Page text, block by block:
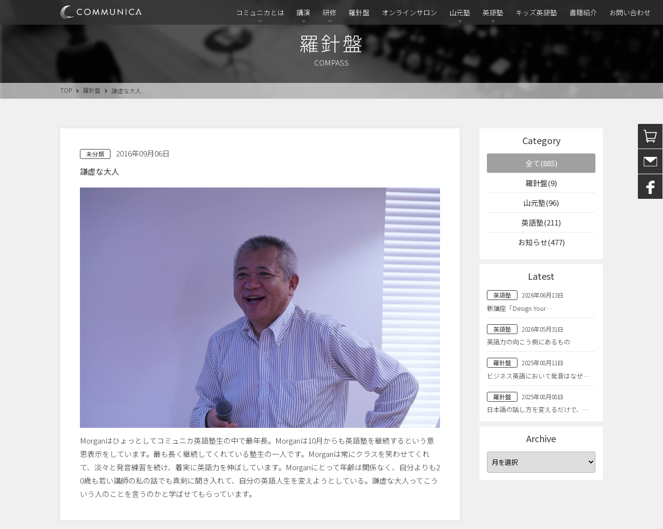
コミュニカとは 講演 研修 羅針盤 オンラインサロン 山元塾 英語塾 キッズ英語塾 書籍紹介 お問い合わせ
羅針盤
COMPASS
TOP 羅針盤 謙虚な大人
未分類 2016年09月06日
謙虚な大人
Morganはひょっとしてコミュニカ英語塾生の中で最年長。Morganは10月からも英語塾を継続するという意
思表示をしています。最も長く継続してくれている塾生の一人です。Morganは常にクラスを笑わせてくれ
て、淡々と発音練習を続け、着実に英語力を伸ばしています。Morganにとって年齢は関係なく、自分よりも2
0歳も若い講師の私の話でも真剣に聞き入れて、自分の英語人生を変えようとしている。謙虚な大人ってこう
いう人のことを言うのかと学ばせてもらっています。
Category
全て(885)
羅針盤(9)
山元塾(96)
英語塾(211)
お知らせ(477)
Latest
英語塾 2026年06月13日
新講座「Design Your…
英語塾 2026年05月31日
英語力の向こう側にあるもの
羅針盤 2025年08月11日
ビジネス英語において発音はなぜ…
羅針盤 2025年08月08日
日本語の話し方を変えるだけで、…
Archive